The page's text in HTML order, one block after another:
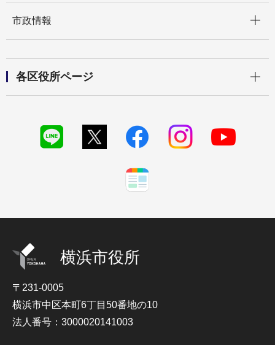
市政情報
各区役所ページ
横浜市役所
〒231-0005
横浜市中区本町6丁目50番地の10
法人番号：3000020141003